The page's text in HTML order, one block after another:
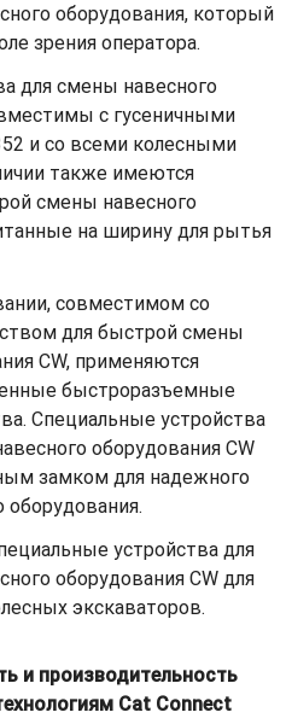
оборудования, который
зрения оператора.
для смены навесного
с гусеничными
и со всеми колесными
также имеются
смены навесного
на ширину для рытья
совместимом со
для быстрой смены
CW, применяются
быстроразъемные
Специальные устройства
оборудования CW
замком для надежного
оборудования.
устройства для
оборудования CW для
экскаваторов.
и производительность
Cat Connect